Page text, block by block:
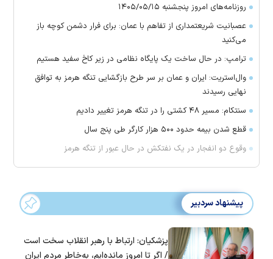
روزنامه‌های امروز پنجشنبه ۱۴۰۵/۰۵/۱۵
عصبانیت شریعتمداری از تفاهم با عمان: برای فرار دشمن کوچه باز
می‌کنید
ترامپ: در حال ساخت یک پایگاه نظامی در زیر کاخ سفید هستیم
وال‌استریت: ایران و عمان بر سر طرح بازگشایی تنگه هرمز به توافق
نهایی رسیدند
سنتکام: مسیر ۴۸ کشتی را در تنگه هرمز تغییر دادیم
قطع شدن بیمه حدود ۵۰۰ هزار کارگر طی پنج سال
وقوع دو انفجار در یک نفتکش در حال عبور از تنگه هرمز
پیشنهاد سردبیر
پزشکیان: ارتباط با رهبر انقلاب سخت است
/ اگر تا امروز مانده‌ایم، به‌خاطر مردم ایران